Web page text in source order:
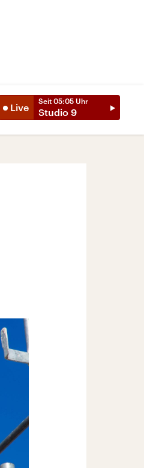
Live
Seit 05:05 Uhr
Studio 9